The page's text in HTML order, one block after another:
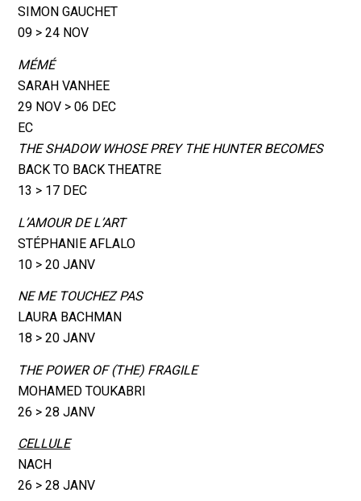
SIMON GAUCHET
09 > 24 NOV
MÉMÉ
SARAH VANHEE
29 NOV > 06 DEC
EC
THE SHADOW WHOSE PREY THE HUNTER BECOMES
BACK TO BACK THEATRE
13 > 17 DEC
L’AMOUR DE L’ART
STÉPHANIE AFLALO
10 > 20 JANV
NE ME TOUCHEZ PAS
LAURA BACHMAN
18 > 20 JANV
THE POWER OF (THE) FRAGILE
MOHAMED TOUKABRI
26 > 28 JANV
CELLULE
NACH
26 > 28 JANV